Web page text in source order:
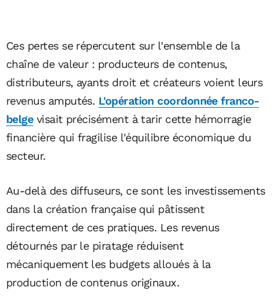
Ces pertes se répercutent sur l'ensemble de la
chaîne de valeur : producteurs de contenus,
distributeurs, ayants droit et créateurs voient leurs
revenus amputés. L'opération coordonnée franco-
belgevisait précisément à tarir cette hémorragie
financière qui fragilise l'équilibre économique du
secteur.
Au-delà des diffuseurs, ce sont les investissements
dans la création française qui pâtissent
directement de ces pratiques. Les revenus
détournés par le piratage réduisent
mécaniquement les budgets alloués à la
production de contenus originaux.